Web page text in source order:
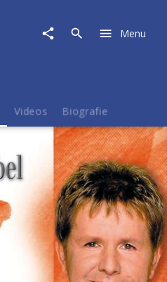
Menu
Videos Biografie